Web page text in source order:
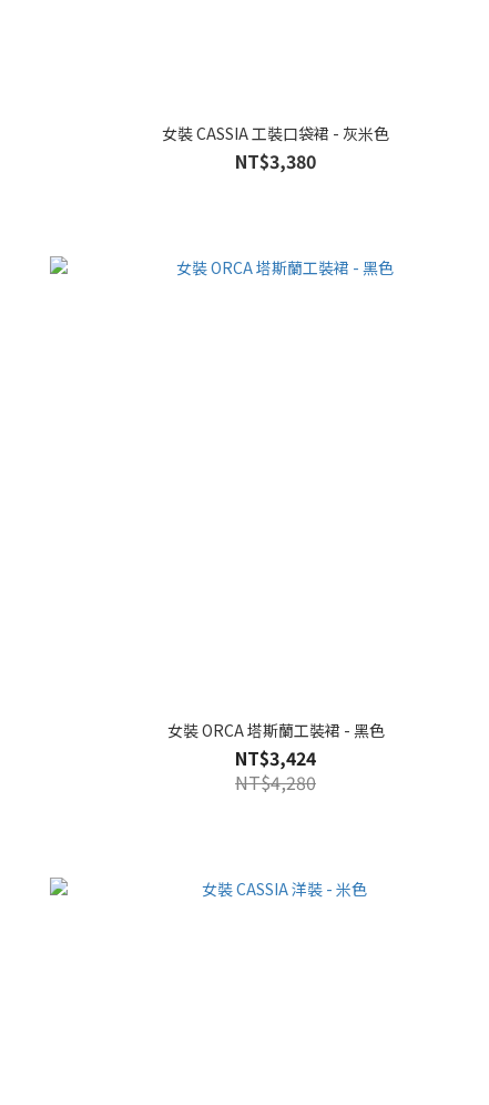
女裝 CASSIA 工裝口袋裙 - 灰米色
NT$3,380
女裝 ORCA 塔斯蘭工裝裙 - 黑色
NT$3,424
NT$4,280